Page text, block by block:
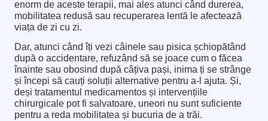
enorm de aceste terapii, mai ales atunci când durerea,
mobilitatea redusă sau recuperarea lentă le afectează
viața de zi cu zi.
Dar, atunci când îți vezi câinele sau pisica șchiopătând
după o accidentare, refuzând să se joace cum o făcea
înainte sau obosind după câțiva pași, inima ți se strânge
și începi să cauți soluții alternative pentru a-l ajuta. Și,
deși tratamentul medicamentos și intervențiile
chirurgicale pot fi salvatoare, uneori nu sunt suficiente
pentru a reda mobilitatea și bucuria de a trăi.